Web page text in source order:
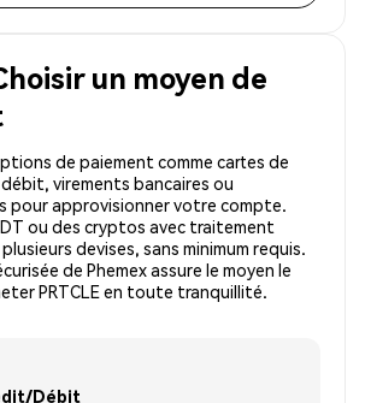
un moyen de
de paiement comme cartes de
virements bancaires ou
pour approvisionner votre compte.
ou des cryptos avec traitement
devises, sans minimum requis.
de Phemex assure le moyen le
PRTCLE en toute tranquillité.
Débit